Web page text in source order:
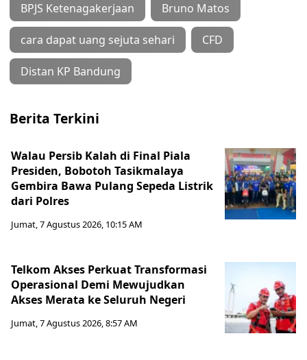
BPJS Ketenagakerjaan Bruno Matos
cara dapat uang sejuta sehari CFD
Distan KP Bandung
Berita Terkini
Walau Persib Kalah di Final Piala
Presiden, Bobotoh Tasikmalaya
Gembira Bawa Pulang Sepeda Listrik
dari Polres
Jumat, 7 Agustus 2026, 10:15 AM
Telkom Akses Perkuat Transformasi
Operasional Demi Mewujudkan
Akses Merata ke Seluruh Negeri
Jumat, 7 Agustus 2026, 8:57 AM